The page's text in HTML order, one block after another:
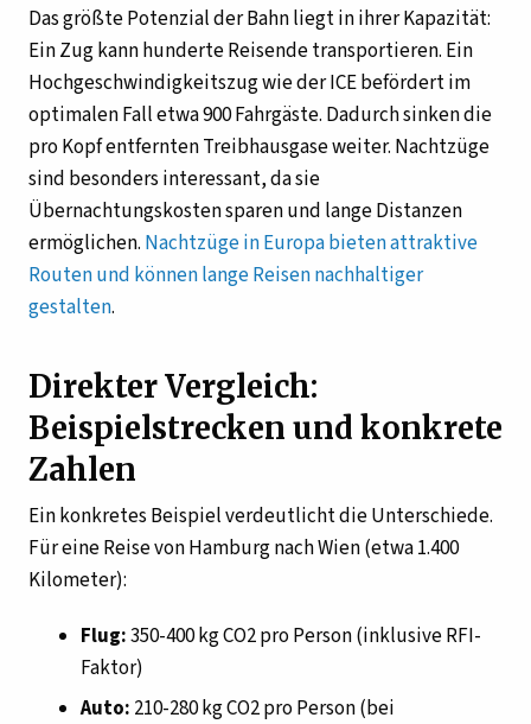
Das größte Potenzial der Bahn liegt in ihrer Kapazität:
Ein Zug kann hunderte Reisende transportieren. Ein
Hochgeschwindigkeitszug wie der ICE befördert im
optimalen Fall etwa 900 Fahrgäste. Dadurch sinken die
pro Kopf entfernten Treibhausgase weiter. Nachtzüge
sind besonders interessant, da sie
Übernachtungskosten sparen und lange Distanzen
ermöglichen. Nachtzüge in Europa bieten attraktive
Routen und können lange Reisen nachhaltiger
gestalten.
Direkter Vergleich:
Beispielstrecken und konkrete
Zahlen
Ein konkretes Beispiel verdeutlicht die Unterschiede.
Für eine Reise von Hamburg nach Wien (etwa 1.400
Kilometer):
Flug:350-400 kg CO2 pro Person (inklusive RFI-
Faktor)
Auto: 210-280 kg CO2 pro Person (bei